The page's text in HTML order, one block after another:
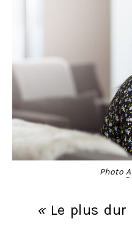
Photo
« Le plus